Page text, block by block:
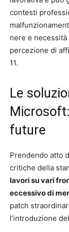
contesti
nere e
percezione di
11.
Le
future
Prendendo atto
critiche della
lavori su vari
eccessivo di
patch
l’introduzione